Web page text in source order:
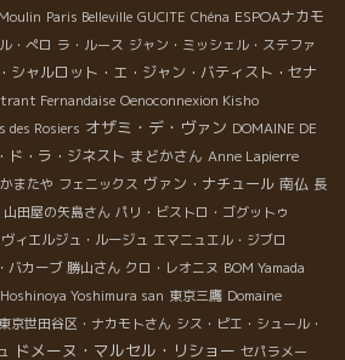
Paris Belleville GUCITE Chéna ESPOAナカモ
・ぺロ ラ・ルース ジャン・ミッシェル・ステファ
シャルロット・エ・ジャン・バティスト・セナ
Fernandaise Oenoconnexion Kisho
des Rosiers オザミ・デ・ヴァン DOMAINE DE
ド・ラ・ジネスト まどかさん Anne Lapierre
またや フェニックス ヴァン・ナチュール 南仏 長
山田屋の矢島さん パリ・ビストロ・ゴグットゥ
ィエルジュ・ルージュ エマニュエル・ジブロ
バカーブ 勝山さん クロ・レオニヌ BOM Yamada
Hoshinoya Yoshimura san 東京三鷹 Domaine
東京世田谷区・ナカモトさん シス・ピエ・シュール・
ドメーヌ・マルセル・リショー セパラメー